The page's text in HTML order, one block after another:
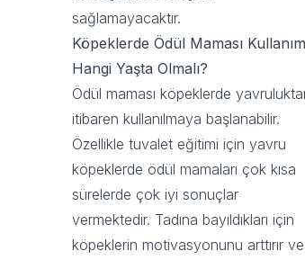
sağlamayacaktır.
Köpeklerde Ödül Maması
Hangi Yaşta Olmalı?
Ödül maması köpeklerde
itibaren kullanılmaya başlanabilir.
Özellikle tuvalet eğitimi için yavru
köpeklerde ödül mamaları çok kısa
sürelerde çok iyi sonuçlar
vermektedir. Tadına bayıldıkları için
köpeklerin motivasyonunu arttırır ve